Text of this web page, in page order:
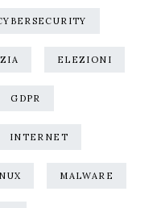
ELEZIONI
GDPR
INTERNET
MALWARE